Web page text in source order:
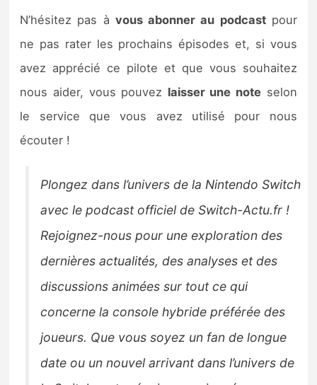
N’hésitez pas à vous abonner au podcastpour
ne pas rater les prochains épisodes et, si vous
avez apprécié ce pilote et que vous souhaitez
nous aider, vous pouvez laisser une note selon
le service que vous avez utilisé pour nous
écouter !
Plongez dans l’univers de la Nintendo Switch
avec le podcast officiel de Switch-Actu.fr !
Rejoignez-nous pour une exploration des
dernières actualités, des analyses et des
discussions animées sur tout ce qui
concerne la console hybride préférée des
joueurs. Que vous soyez un fan de longue
date ou un nouvel arrivant dans l’univers de